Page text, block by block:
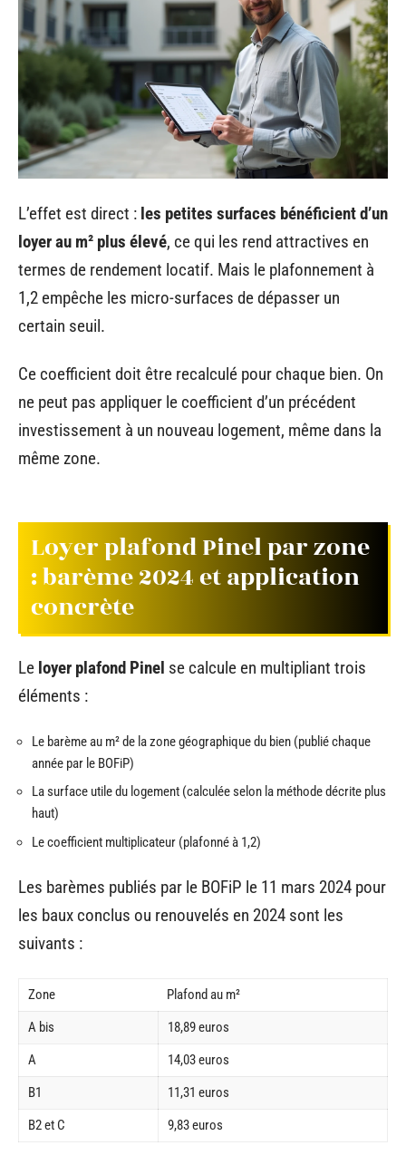
L’effet est direct : les petites surfaces bénéficient d’un
loyer au m² plus élevé, ce qui les rend attractives en
termes de rendement locatif. Mais le plafonnement à
1,2 empêche les micro-surfaces de dépasser un
certain seuil.
Ce coefficient doit être recalculé pour chaque bien. On
ne peut pas appliquer le coefficient d’un précédent
investissement à un nouveau logement, même dans la
même zone.
Loyer plafond Pinel par zone
: barème 2024 et application
concrète
Le loyer plafond Pinel se calcule en multipliant trois
éléments :
Le barème au m² de la zone géographique du bien (publié chaque
année par le BOFiP)
La surface utile du logement (calculée selon la méthode décrite plus
haut)
Le coefficient multiplicateur (plafonné à 1,2)
Les barèmes publiés par le BOFiP le 11 mars 2024 pour
les baux conclus ou renouvelés en 2024 sont les
suivants :
Zone
Plafond au m²
A bis
18,89 euros
A
14,03 euros
B1
11,31 euros
B2 et C
9,83 euros